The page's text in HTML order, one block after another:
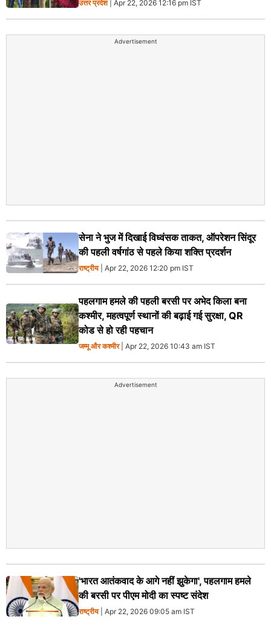
उत्तर प्रदेश| Apr 22, 2026 12:16 pm IST
Advertisement
सेना ने भुज में दिखाई विध्वंसक ताकत, ऑपरेशन सिंदूर
की पहली वर्षगांठ से पहले किया शक्ति प्रदर्शन
राष्ट्रीय| Apr 22, 2026 12:20 pm IST
पहलगाम हमले की पहली बरसी पर अभेद किला बना
कश्मीर, महत्वपूर्ण स्थानों की बढ़ाई गई सुरक्षा, QR
कोड से हो रही पहचान
जम्मू और कश्मीर| Apr 22, 2026 10:43 am IST
Advertisement
'भारत आतंकवाद के आगे नहीं झुकेगा', पहलगाम हमले
की बरसी पर पीएम मोदी का स्पष्ट संदेश
राष्ट्रीय| Apr 22, 2026 09:05 am IST